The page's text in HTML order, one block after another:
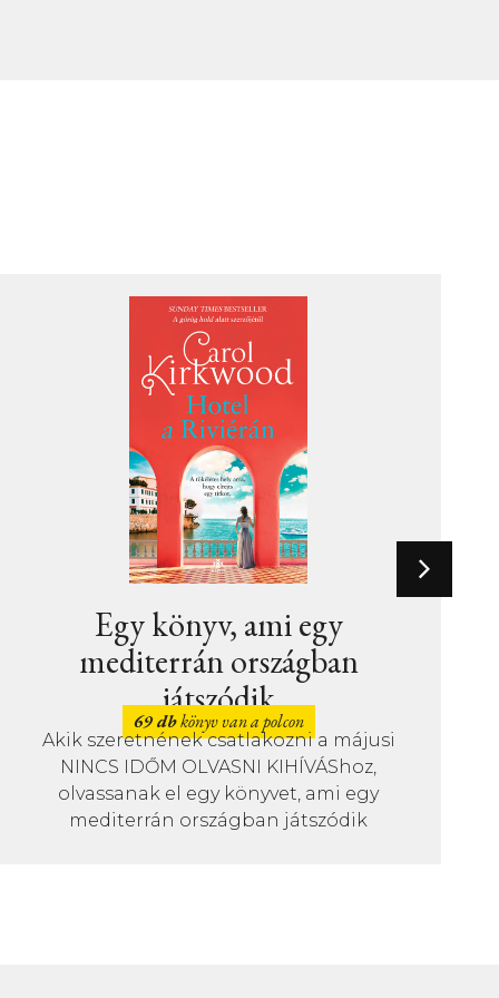
Új könyvek – Gyermek- és
ifjúsági irodalom – 2026.
június
23 dbkönyv van a polcon
A mindenség működése? Foci?
Abécé? Akár ezt is megtudhatod a
júniusi újdonságok közül.